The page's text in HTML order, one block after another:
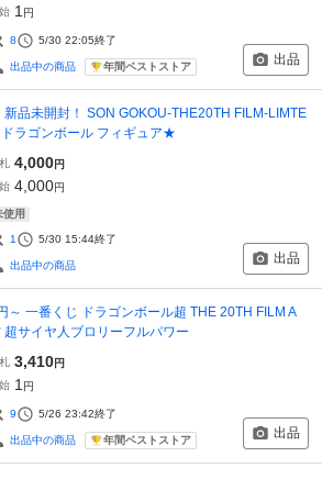
1 円
8 5/30 22:05終了
出品中の商品 年間ベストストア 出品
品未開封！ SON GOKOU-THE20TH FILM-LIMTE
ドラゴンボール フィギュア★
4,000円
4,000円
使用
1 5/30 15:44終了
出品中の商品 出品
～ 一番くじ ドラゴンボール超 THE 20TH FILM A
超サイヤ人ブロリーフルパワー
3,410円
1 円
9 5/26 23:42終了
出品中の商品 年間ベストストア 出品